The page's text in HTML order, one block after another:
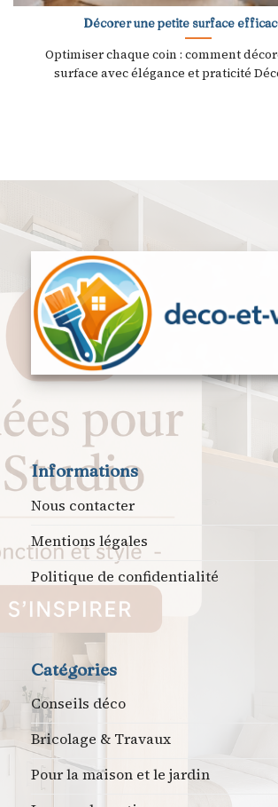
Décorer une petite surface
Optimiser chaque coin : comment
surface avec élégance et praticité
Informations
Nous contacter
Mentions légales
Politique de confidentialité
Catégories
Conseils déco
Bricolage & Travaux
Pour la maison et le jardin